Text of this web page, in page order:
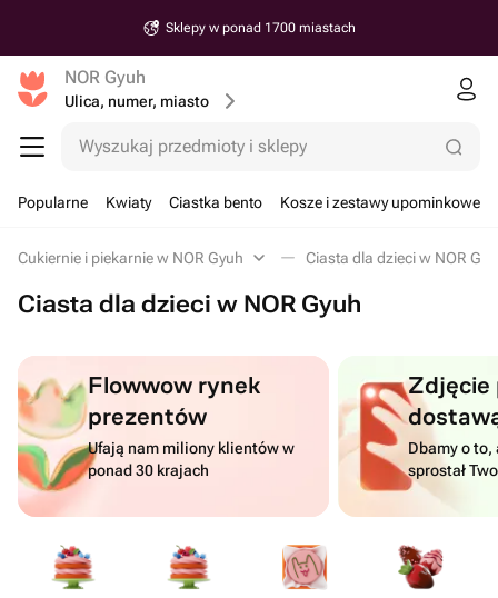
Sklepy w ponad 1700 miastach
NOR Gyuh
Ulica, numer, miasto
Wyszukaj przedmioty i sklepy
Popularne Kwiaty Ciastka bento Kosze i zestawy upominkowe
Cukiernie i piekarnie w NOR Gyuh Ciasta dla dzieci w NOR
Ciasta dla dzieci w NOR Gyuh
Flowwow rynek
prezentów
Ufają nam miliony klientów w
ponad 30 krajach
Dbamy o to,
sprostał